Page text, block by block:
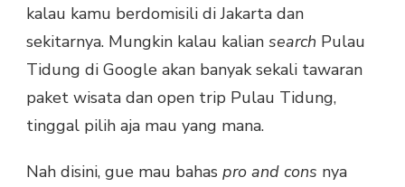
JALAN
(BACA
DULU
MENENTUKAN)
kalau kamu berdomisili di Jakarta dan
sekitarnya. Mungkin kalau kalian search Pulau
Tidung di Google akan banyak sekali tawaran
paket wisata dan open trip Pulau Tidung,
tinggal pilih aja mau yang mana.
Nah disini, gue mau bahas pro and cons nya